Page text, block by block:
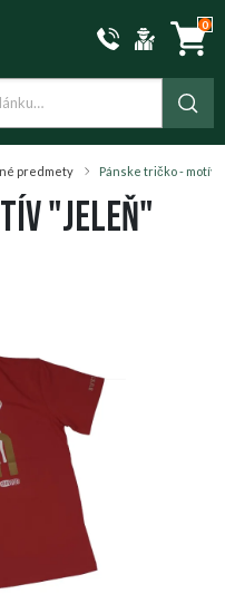
0
predmety Pánske tričko - motív
"jeleň"